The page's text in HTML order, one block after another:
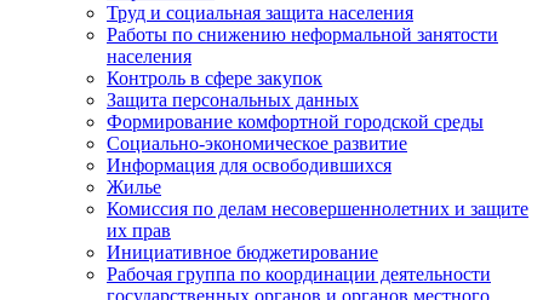
Труд и социальная защита населения
Работы по снижению неформальной занятости
населения
Контроль в сфере закупок
Защита персональных данных
Формирование комфортной городской среды
Социально-экономическое развитие
Информация для освободившихся
Жилье
Комиссия по делам несовершеннолетних и защите
их прав
Инициативное бюджетирование
Рабочая группа по координации деятельности